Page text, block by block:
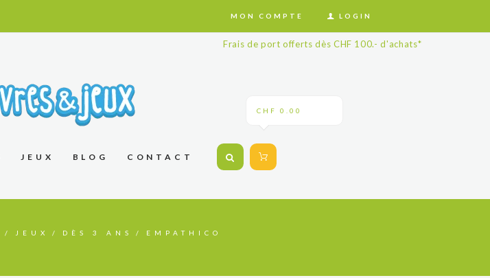
MON COMPTE LOGIN
Frais de port offerts dès CHF 100.- d'achats*
JEUX BLOG CONTACT
CHF 0.00
JEUX DÈS 3 ANS EMPATHICO